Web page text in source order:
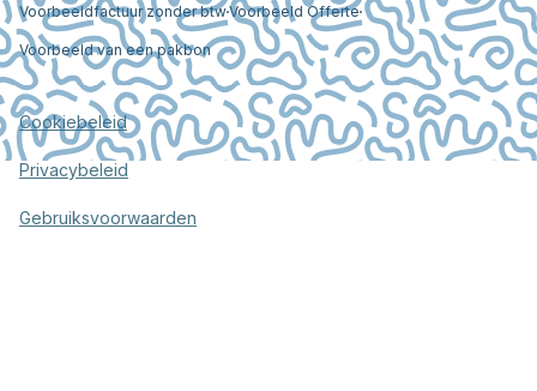
Voorbeeldfactuur zonder btwVoorbeeld Offerte
Voorbeeld van een pakbon
Cookiebeleid
Privacybeleid
Gebruiksvoorwaarden